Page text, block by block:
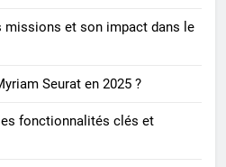
missions et son impact dans le
Seurat en 2025 ?
fonctionnalités clés et